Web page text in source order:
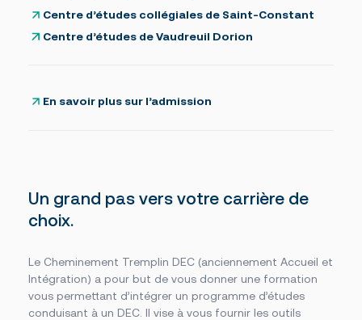
Foire aux questions Nous joindre
Centre d’études collégiales de Saint-Constant
Centre d’études de Vaudreuil Dorion
En savoir plus sur l’admission
Un grand pas vers votre carrière de
choix.
Le Cheminement Tremplin DEC (anciennement Accueil et
Intégration) a pour but de vous donner une formation
vous permettant d’intégrer un programme d’études
conduisant à un DEC. Il vise à vous fournir les outils